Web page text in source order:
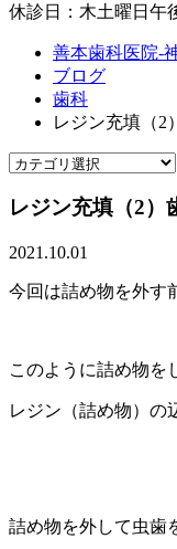
休診日：木土曜日午
善本歯科医院-
ブログ
歯科
レジン充填（2
レジン充填（2）
2021.10.01
今回は詰め物を外す
このように詰め物を
レジン（詰め物）の
詰め物を外して虫歯